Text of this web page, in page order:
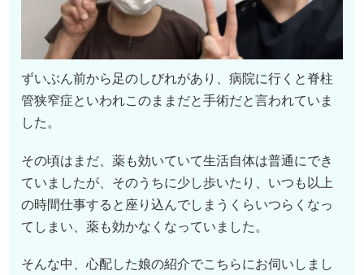
ずいぶん前から足のしびれがあり、病院に行くと脊柱
管狭窄症といわれこのままだと手術だと言われていま
した。
その頃はまだ、薬も効いていて生活自体は普通にでき
ていましたが、そのうちに少し歩いたり、いつも以上
の時間仕事すると座り込んでしまうくらいつらくなっ
てしまい、薬も効かなくなっていました。
そんな中、心配した娘の紹介でこちらにお伺いしまし